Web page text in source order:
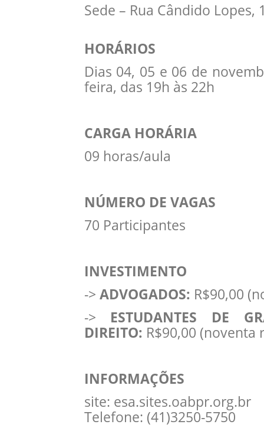
Sede – Rua Cândido Lopes,
HORÁRIOS
Dias 04, 05 e 06 de
feira, das 19h às 22h
CARGA HORÁRIA
09 horas/aula
NÚMERO DE VAGAS
70 Participantes
INVESTIMENTO
-> ADVOGADOS: R$90,00
-> ESTUDANTES DE
DIREITO: R$90,00 (noventa
INFORMAÇÕES
site: esa.sites.oabpr.org.br
Telefone: (41)3250-5750